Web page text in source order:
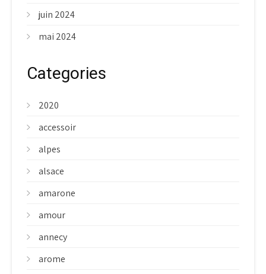
juin 2024
mai 2024
Categories
2020
accessoir
alpes
alsace
amarone
amour
annecy
arome